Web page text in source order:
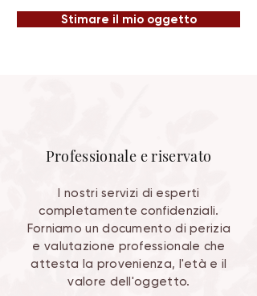
Stimare il mio oggetto
Professionale e riservato
I nostri servizi di esperti
completamente confidenziali.
Forniamo un documento di perizia
e valutazione professionale che
attesta la provenienza, l'età e il
valore dell'oggetto.